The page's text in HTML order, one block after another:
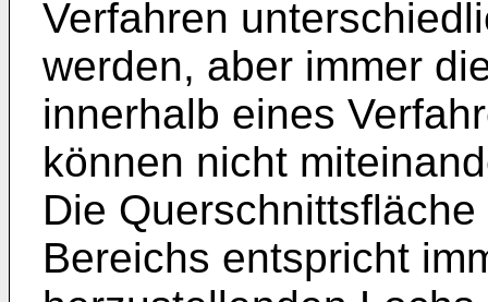
Verfahren
werden, aber immer
innerhalb eines
können nicht
Die
Bereichs entspricht